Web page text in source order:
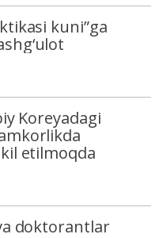
kuni”ga
Koreyadagi
etilmoqda
doktorantlar